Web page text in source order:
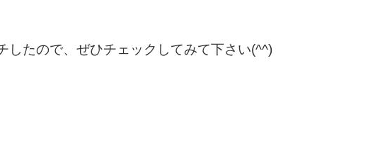
したので、ぜひチェックしてみて下さい(^^)